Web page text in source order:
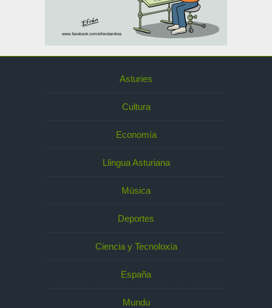
Asturies
Cultura
Economía
Llingua Asturiana
Música
Deportes
Ciencia y Tecnoloxía
España
Mundu